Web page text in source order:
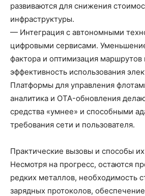
развиваются для снижения
инфраструктуры.
— Интеграция с автономными
цифровыми сервисами.
фактора и оптимизация
эффективность использования
Платформы для управления
аналитика и OTA-обновления
средства «умнее» и способными
требования сети и пользователя.
Практические вызовы и способы
Несмотря на прогресс, остаются
редких металлов, необходимость
зарядных протоколов,